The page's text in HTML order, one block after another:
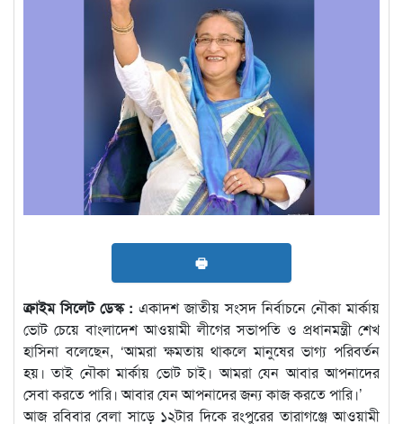
🖶
ক্রাইম সিলেট ডেস্ক : একাদশ জাতীয় সংসদ নির্বাচনে নৌকা মার্কায়
ভোট চেয়ে বাংলাদেশ আওয়ামী লীগের সভাপতি ও প্রধানমন্ত্রী শেখ
হাসিনা বলেছেন, ‘আমরা ক্ষমতায় থাকলে মানুষের ভাগ্য পরিবর্তন
হয়। তাই নৌকা মার্কায় ভোট চাই। আমরা যেন আবার আপনাদের
সেবা করতে পারি। আবার যেন আপনাদের জন্য কাজ করতে পারি।’
আজ রবিবার বেলা সাড়ে ১২টার দিকে রংপুরের তারাগঞ্জে আওয়ামী